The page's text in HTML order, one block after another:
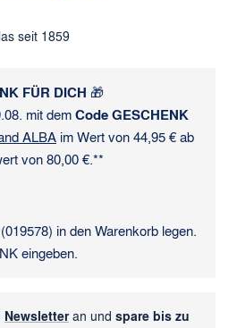
seit 1859
FÜR DICH 🎁
mit demCode GESCHENK
ALBA im Wert von 44,95 € ab
von 80,00 €.**
in den Warenkorb legen.
eingeben.
Newsletter an und spare bis zu